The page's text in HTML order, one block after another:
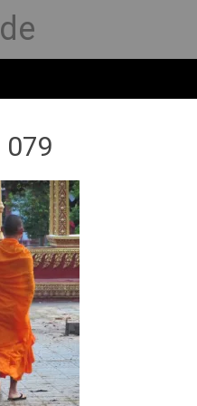
079